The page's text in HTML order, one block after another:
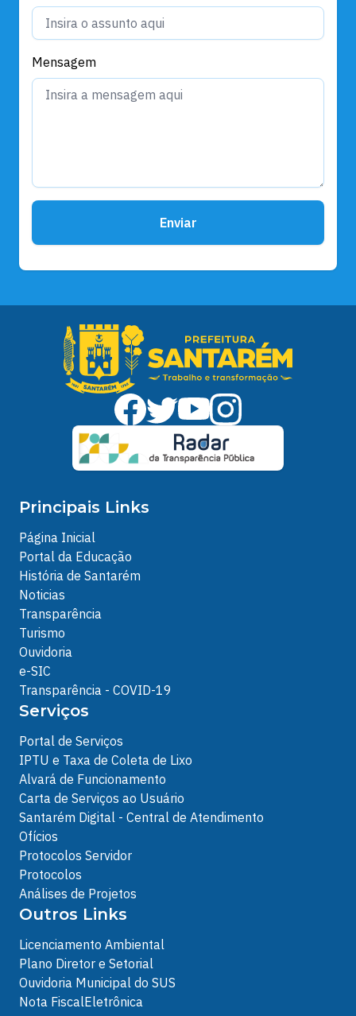
Mensagem
Enviar
Principais Links
Página Inicial
Portal da Educação
História de Santarém
Noticias
Transparência
Turismo
Ouvidoria
e-SIC
Transparência - COVID-19
Serviços
Portal de Serviços
IPTU e Taxa de Coleta de Lixo
Alvará de Funcionamento
Carta de Serviços ao Usuário
Santarém Digital - Central de Atendimento
Ofícios
Protocolos Servidor
Protocolos
Análises de Projetos
Outros Links
Licenciamento Ambiental
Plano Diretor e Setorial
Ouvidoria Municipal do SUS
Nota FiscalEletrônica